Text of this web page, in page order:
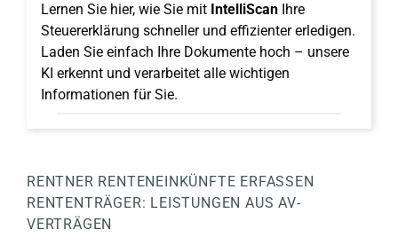
Lernen Sie hier, wie Sie mit IntelliScan Ihre
Steuererklärung schneller und effizienter erledigen.
Laden Sie einfach Ihre Dokumente hoch – unsere
KI erkennt und verarbeitet alle wichtigen
Informationen für Sie.
RENTNER RENTENEINKÜNFTE ERFASSEN
RENTENTRÄGER: LEISTUNGEN AUS AV-
VERTRÄGEN